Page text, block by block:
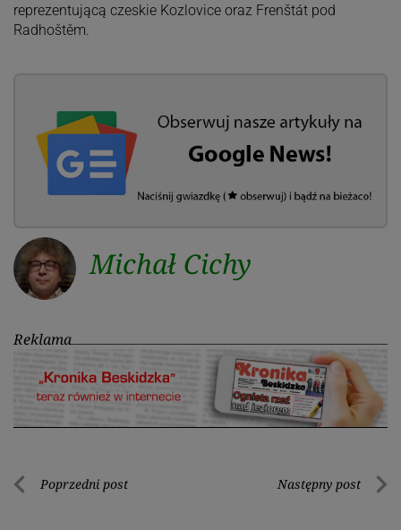
reprezentującą czeskie Kozlovice oraz Frenštát pod
Radhoštěm.
Michał Cichy
Reklama
Nawigacja
Poprzedni post Następny post